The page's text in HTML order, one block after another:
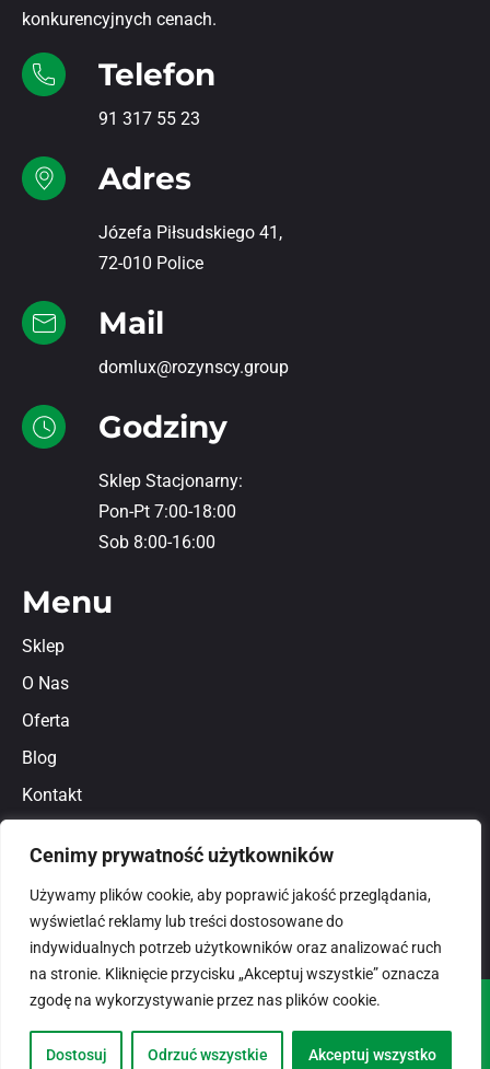
Cenimy prywatność użytkowników
Używamy plików cookie, aby poprawić jakość przeglądania,
wyświetlać reklamy lub treści dostosowane do
indywidualnych potrzeb użytkowników oraz analizować ruch
na stronie. Kliknięcie przycisku „Akceptuj wszystkie” oznacza
zgodę na wykorzystywanie przez nas plików cookie.
Dostosuj Odrzuć wszystkie Akceptuj wszystko
konkurencyjnych cenach.
Telefon
91 317 55 23
Adres
Józefa Piłsudskiego 41,
72-010 Police
Mail
domlux@rozynscy.group
Godziny
Sklep Stacjonarny:
Pon-Pt 7:00-18:00
Sob 8:00-16:00
Menu
Sklep
O Nas
Oferta
Blog
Kontakt
Polityka prywatności
© 2026domlux.plZaprojektowany przez:
Dotspice.com Sp. z o.o.